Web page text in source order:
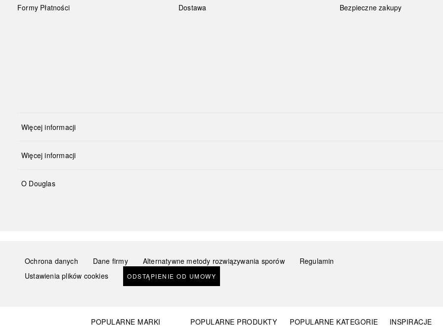
Formy Płatności Dostawa Bezpieczne zakupy
Więcej informacji
Więcej informacji
O Douglas
Ochrona danych Dane firmy Alternatywne metody rozwiązywania sporów
Regulamin
Ustawienia plików cookies
ODSTĄPIENIE OD UMOWY
POPULARNE MARKI
POPULARNE PRODUKTY
POPULARNE KATEGORIE
INSPIRACJE